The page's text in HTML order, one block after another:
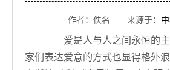
作者：佚名 来源于：
爱是人与人之间永恒的主
家们表达爱意的方式也显得格外